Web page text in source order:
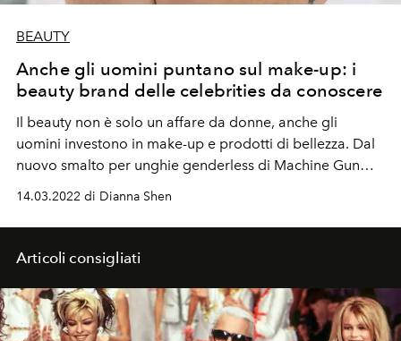
BEAUTY
Anche gli uomini puntano sul make-up: i
beauty brand delle celebrities da conoscere
Il beauty non è solo un affare da donne, anche gli
uomini investono in make-up e prodotti di bellezza. Dal
nuovo smalto per unghie genderless di Machine Gun
Kelly al marchio Clean Life di Harry Styles, tutte le
linee.
14.03.2022 di Dianna Shen
Articoli consigliati